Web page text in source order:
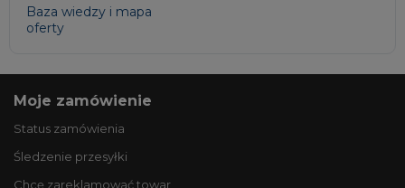
Baza wiedzy i mapa
oferty
Moje zamówienie
Status zamówienia
Śledzenie przesyłki
Chcę zareklamować towar